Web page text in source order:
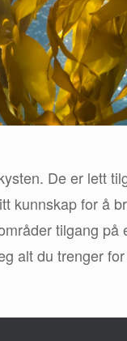
De er lett
kunnskap for å
tilgang på
alt du trenger